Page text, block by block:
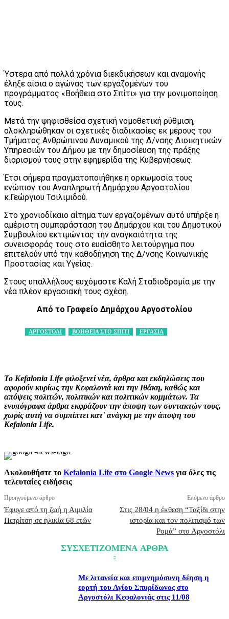
Ύστερα από πολλά χρόνια διεκδικήσεων και αναμονής
έληξε αίσια ο αγώνας των εργαζομένων του
προγράμματος «Βοήθεια στο Σπίτι» για την μονιμοποίηση
τους.
Μετά την ψηφισθείσα σχετική νομοθετική ρύθμιση,
ολοκληρώθηκαν οι σχετικές διαδικασίες εκ μέρους του
Τμήματος Ανθρώπινου Δυναμικού της Δ/νσης Διοικητικών
Υπηρεσιών του Δήμου με την δημοσίευση της πράξης
διορισμού τους στην εφημερίδα της Κυβερνήσεως.
Έτσι σήμερα πραγματοποιήθηκε η ορκωμοσία τους
ενώπιον του Αναπληρωτή Δημάρχου Αργοστολίου
κ.Γεώργιου Τσιλιμιδού.
Στο χρονιοδίκαιο αίτημα των εργαζομένων αυτό υπήρξε η
αμέριστη συμπαράσταση του Δημάρχου και του Δημοτικού
Συμβουλίου εκτιμώντας την αναγκαιότητα της
συνεισφοράς τους στο ευαίσθητο λειτούργημα που
επιτελούν υπό την καθοδήγηση της Δ/νσης Κοινωνικής
Προστασίας και Υγείας.
Στους υπαλλήλους ευχόμαστε Καλή Σταδιοδρομία με την
νέα πλέον εργασιακή τους σχέση.
Από το Γραφείο Δημάρχου Αργοστολίου
ΑΡΓΟΣΤΟΛΙ ΒΟΗΘΕΙΑ ΣΤΟ ΣΠΙΤΙ ΕΡΓΑΣΙΑ
Το Kefalonia Life φιλοξενεί νέα, άρθρα και εκδηλώσεις που
αφορούν κυρίως την Κεφαλονιά και την Ιθάκη, καθώς και
απόψεις πολιτών, πολιτικών και πολιτικών κομμάτων. Τα
ενυπόγραφα άρθρα εκφράζουν την άποψη των συντακτών τους,
χωρίς αυτή να συμπίπτει κατ' ανάγκη με την άποψη του
Kefalonia Life.
Ακολουθήστε το Kefalonia Life στο Google News για όλες τις
τελευταίες ειδήσεις
Προηγούμενο άρθρο
Έφυγε από τη ζωή η Αιμιλία
Πετρίτση σε ηλικία 68 ετών
Επόμενο άρθρο
Στις 28/04 η έκθεση “Ταξίδι στην
ιστορία και τον πολιτισμό των
Ρομά” στο Αργοστόλι
ΣΥΣΧΕΤΙΖΟΜΕΝΑ ΑΡΘΡΑ
Με λιτανεία και επιμνημόσυνη δέηση η
εορτή του Αγίου Σπυρίδωνος στο
Αργοστόλι Κεφαλονιάς στις 11/08